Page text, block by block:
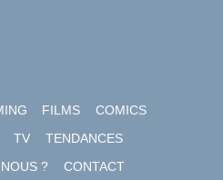
FILMS
COMICS
TV
TENDANCES
?
CONTACT